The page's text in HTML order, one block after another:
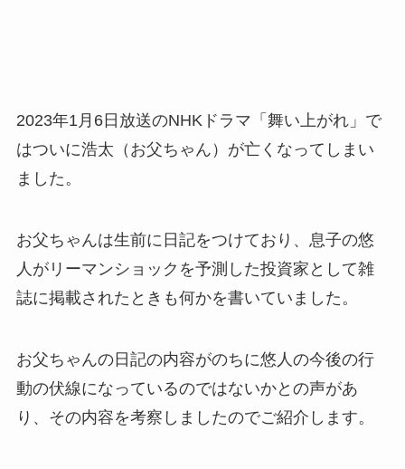
2023年1月6日放送のNHKドラマ「舞い上がれ」で
はついに浩太（お父ちゃん）が亡くなってしまい
ました。
お父ちゃんは生前に日記をつけており、息子の悠
人がリーマンショックを予測した投資家として雑
誌に掲載されたときも何かを書いていました。
お父ちゃんの日記の内容がのちに悠人の今後の行
動の伏線になっているのではないかとの声があ
り、その内容を考察しましたのでご紹介します。